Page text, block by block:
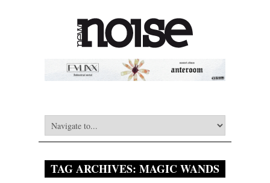
TAG ARCHIVES: MAGIC WANDS